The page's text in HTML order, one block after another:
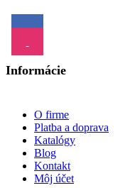
Tatrachema
Vemica
Vinkova
Vivaco
Víno Satko
Včelco
Pečeň
Srdce
Trávenie
Vitamíny a minerály
Informácie
O firme
Platba a doprava
Katalógy
Blog
Kontakt
Môj účet